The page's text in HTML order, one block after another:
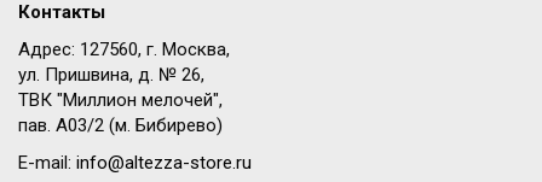
Контакты
Адрес: 127560, г. Москва,
ул. Пришвина, д. № 26,
ТВК "Миллион мелочей",
пав. A03/2 (м. Бибирево)
E-mail: info@altezza-store.ru